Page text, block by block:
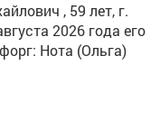
, 59 лет, г.